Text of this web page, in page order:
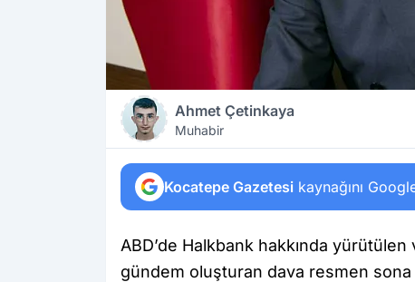
Ahmet Çetinkaya
Muhabir
Kocatepe Gazetesi kaynağını
ABD’de Halkbank hakkında yürütülen
gündem oluşturan dava resmen